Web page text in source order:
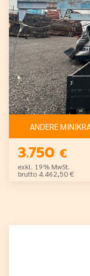
ANDERE
3.750 €
exkl. 19% MwSt.
brutto 4.462,50 €